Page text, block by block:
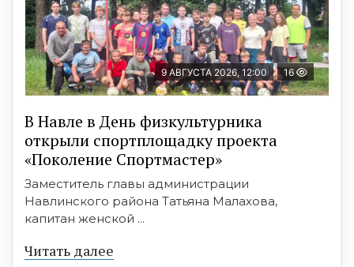
9 АВГУСТА 2026, 12:00 16
В Навле в День физкультурника
открыли спортплощадку проекта
«Поколение Спортмастер»
Заместитель главы администрации
Навлинского района Татьяна Малахова,
капитан женской ...
Читать далее